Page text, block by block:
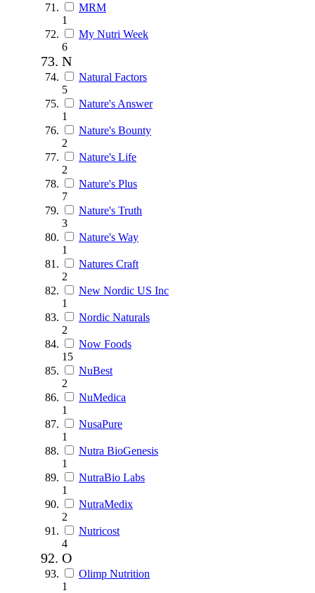
MRM
1
My Nutri Week
6
N
Natural Factors
5
Nature's Answer
1
Nature's Bounty
2
Nature's Life
2
Nature's Plus
7
Nature's Truth
3
Nature's Way
1
Natures Craft
2
New Nordic US Inc
1
Nordic Naturals
2
Now Foods
15
NuBest
2
NuMedica
1
NusaPure
1
Nutra BioGenesis
1
NutraBio Labs
1
NutraMedix
2
Nutricost
4
O
Olimp Nutrition
1